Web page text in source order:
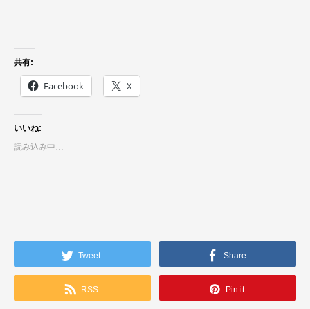
共有:
Facebook X
いいね:
読み込み中…
Tweet Share
RSS Pin it